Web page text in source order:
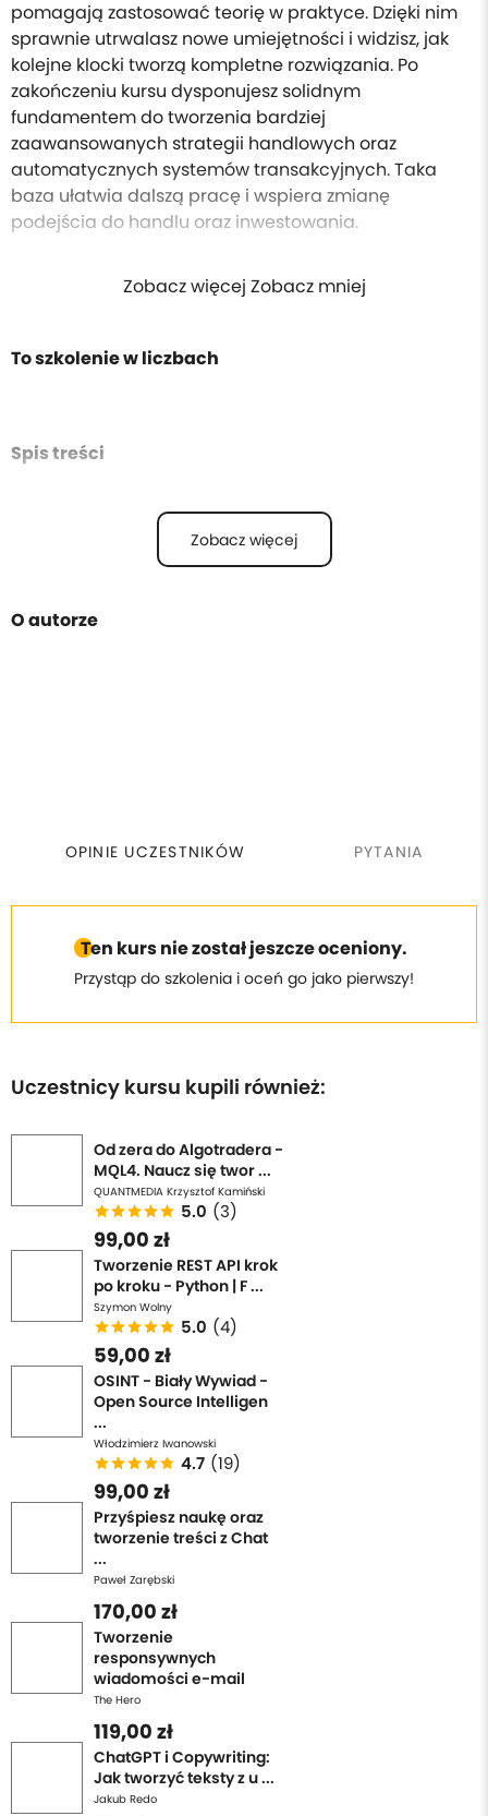
pomagają zastosować teorię w praktyce. Dzięki nim
sprawnie utrwalasz nowe umiejętności i widzisz, jak
kolejne klocki tworzą kompletne rozwiązania. Po
zakończeniu kursu dysponujesz solidnym
fundamentem do tworzenia bardziej
zaawansowanych strategii handlowych oraz
automatycznych systemów transakcyjnych. Taka
baza ułatwia dalszą pracę i wspiera zmianę
podejścia do handlu oraz inwestowania.
Zobacz więcej Zobacz mniej
To szkolenie w liczbach
Spis treści
Zobacz więcej
O autorze
OPINIE UCZESTNIKÓW PYTANIA
Ten kurs nie został jeszcze oceniony.
Przystąp do szkolenia i oceń go jako pierwszy!
Uczestnicy kursu kupili również:
Od zera do Algotradera -
MQL4. Naucz się twor ...
QUANTMEDIA Krzysztof Kamiński
5.0 (3)
99,00 zł
Tworzenie REST API krok
po kroku - Python | F ...
Szymon Wolny
5.0 (4)
59,00 zł
OSINT - Biały Wywiad -
Open Source Intelligen
...
Włodzimierz Iwanowski
4.7 (19)
99,00 zł
Przyśpiesz naukę oraz
tworzenie treści z Chat
...
Paweł Zarębski
170,00 zł
Tworzenie
responsywnych
wiadomości e-mail
The Hero
119,00 zł
ChatGPT i Copywriting:
Jak tworzyć teksty z u ...
Jakub Redo